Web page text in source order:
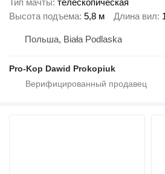
Тип мачты телескопическая
Высота подъема 5,8 м Длина вил
Польша, Biała Podlaska
Pro-Kop Dawid Prokopiuk